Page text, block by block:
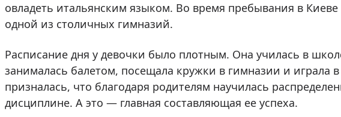
овладеть итальянским языком. Во время пребывания в
одной из столичных гимназий.
Расписание дня у девочки было плотным. Она училась в
занималась балетом, посещала кружки в гимназии и играла
призналась, что благодаря родителям научилась
дисциплине. А это — главная составляющая ее успеха.